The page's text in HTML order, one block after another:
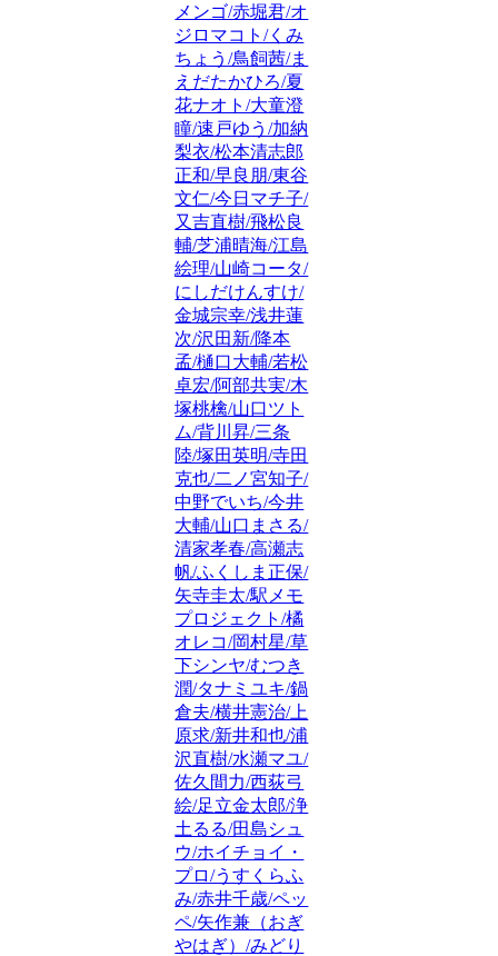
メンゴ/赤堀君/オ
ジロマコト/くみ
ちょう/鳥飼茜/ま
えだたかひろ/夏
花ナオト/大童澄
瞳/速戸ゆう/加納
梨衣/松本清志郎
正和/早良朋/東谷
文仁/今日マチ子/
又吉直樹/飛松良
輔/芝浦晴海/江島
絵理/山崎コータ/
にしだけんすけ/
金城宗幸/浅井蓮
次/沢田新/降本
孟/樋口大輔/若松
卓宏/阿部共実/木
塚桃檎/山口ツト
ム/背川昇/三条
陸/塚田英明/寺田
克也/二ノ宮知子/
中野でいち/今井
大輔/山口まさる/
清家孝春/高瀬志
帆/ふくしま正保/
矢寺圭太/駅メモ
プロジェクト/橘
オレコ/岡村星/草
下シンヤ/むつき
潤/タナミユキ/鍋
倉夫/横井憲治/上
原求/新井和也/浦
沢直樹/水瀬マユ/
佐久間力/西荻弓
絵/足立金太郎/浄
土るる/田島シュ
ウ/ホイチョイ・
プロ/うすくらふ
み/赤井千歳/ペッ
ペ/矢作兼（おぎ
やはぎ）/みどり